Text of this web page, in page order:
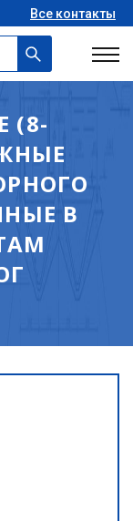
Все контакты
(8-
В